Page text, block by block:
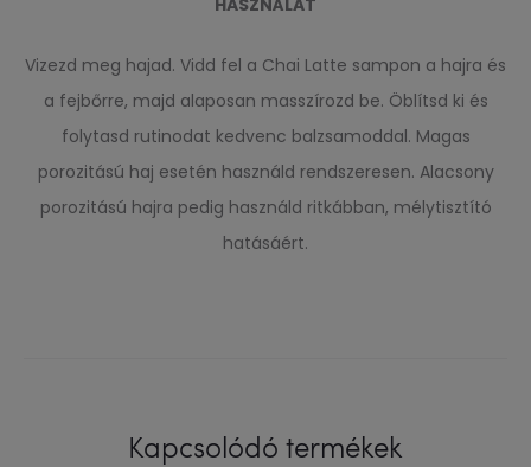
Vizezd meg hajad. Vidd fel a Chai Latte sampon a hajra és
a fejbőrre, majd alaposan masszírozd be. Öblítsd ki és
folytasd rutinodat kedvenc balzsamoddal. Magas
porozitású haj esetén használd rendszeresen. Alacsony
porozitású hajra pedig használd ritkábban, mélytisztító
hatásáért.
Kapcsolódó termékek